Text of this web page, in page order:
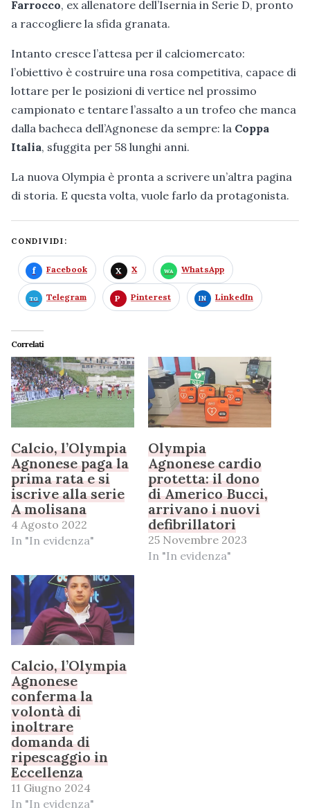
Farrocco, ex allenatore dell’Isernia in Serie D, pronto
a raccogliere la sfida granata.
Intanto cresce l’attesa per il calciomercato:
l’obiettivo è costruire una rosa competitiva, capace di
lottare per le posizioni di vertice nel prossimo
campionato e tentare l’assalto a un trofeo che manca
dalla bacheca dell’Agnonese da sempre: la Coppa
Italia, sfuggita per 58 lunghi anni.
La nuova Olympia è pronta a scrivere un’altra pagina
di storia. E questa volta, vuole farlo da protagonista.
CONDIVIDI:
Facebook X WhatsApp
Telegram Pinterest LinkedIn
Correlati
Calcio, l’Olympia
Agnonese paga la
prima rata e si
iscrive alla serie
A molisana
4 Agosto 2022
In "In evidenza"
Olympia
Agnonese cardio
protetta: il dono
di Americo Bucci,
arrivano i nuovi
defibrillatori
25 Novembre 2023
In "In evidenza"
Calcio, l’Olympia
Agnonese
conferma la
volontà di
inoltrare
domanda di
ripescaggio in
Eccellenza
11 Giugno 2024
In "In evidenza"